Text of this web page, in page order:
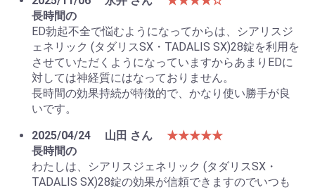
長時間の
ED勃起不全で悩むようになってからは、シアリスジ
ェネリック (タダリスSX・TADALIS SX)28錠を利用を
させていただくようになっていますからあまりEDに
対しては神経質にはなっておりません。
長時間の効果持続が特徴的で、かなり使い勝手が良
いです。
2025/04/24
山田 さん
★★★★★
長時間の
わたしは、シアリスジェネリック (タダリスSX・
TADALIS SX)28錠の効果が信頼できますのでいつも